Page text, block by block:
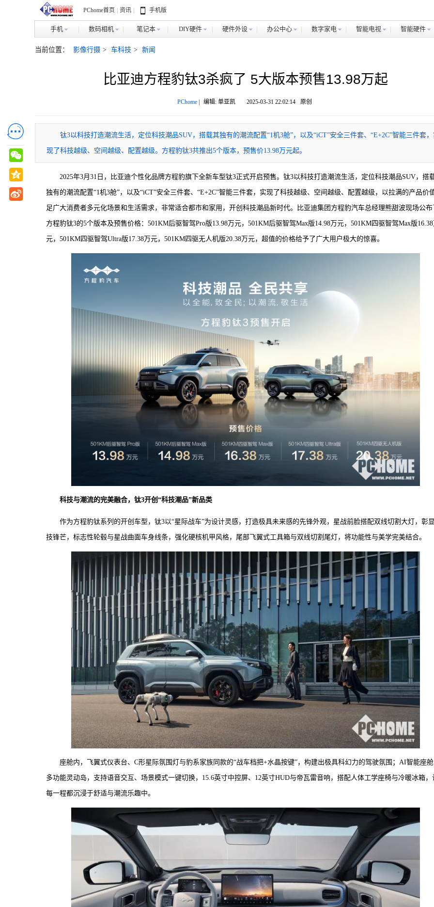
PChome首页 资讯 手机版
手机 数码相机 笔记本 DIY硬件 硬件外设 办公中心 数字家电 智能电视 智能硬件
当前位置： 影像行摄 > 车科技 > 新闻
比亚迪方程豹钛3杀疯了 5大版本预售13.98万起
PChome| 编辑: 单亚凯 2025-03-31 22:02:14 原创
钛3以科技打造潮流生活，定位科技潮品SUV，搭载其独有的潮流配置“1机3舱”，以及“iCT”安全三件套、“E+2C”智能三件套，
现了科技越级、空间越级、配置越级。方程豹钛3共推出5个版本，预售价13.98万元起。
2025年3月31日，比亚迪个性化品牌方程豹旗下全新车型钛3正式开启预售。钛3以科技打造潮流生活，定位科技潮品SUV，搭
独有的潮流配置“1机3舱”，以及“iCT”安全三件套、“E+2C”智能三件套，实现了科技越级、空间越级、配置越级，以拉满的产品价
足广大消费者多元化场景和生活需求，非常适合都市和家用，开创科技潮品新时代。比亚迪集团方程豹汽车总经理熊甜波现场公布
方程豹钛3的5个版本及预售价格：501KM后驱智驾Pro版13.98万元，501KM后驱智驾Max版14.98万元，501KM四驱智驾Max版16.38
元，501KM四驱智驾Ultra版17.38万元，501KM四驱无人机版20.38万元，超值的价格给予了广大用户极大的惊喜。
科技与潮流的完美融合，钛3开创“科技潮品”新品类
作为方程豹钛系列的开创车型，钛3以“星际战车”为设计灵感，打造极具未来感的先锋外观，星战前脸搭配双线切割大灯，彰
技锋芒，标志性轮毂与星战曲面车身线条，强化硬核机甲风格，尾部飞翼式工具箱与双线切割尾灯，将功能性与美学完美结合。
座舱内，飞翼式仪表台、C形星际氛围灯与豹系家族同款的“战车档把+水晶按键”，构建出极具科幻力的驾驶氛围；AI智能座
多功能灵动岛，支持语音交互、场景模式一键切换，15.6英寸中控屏、12英寸HUD与帝瓦雷音响，搭配人体工学座椅与冷暖冰箱，
每一程都沉浸于舒适与潮流乐趣中。